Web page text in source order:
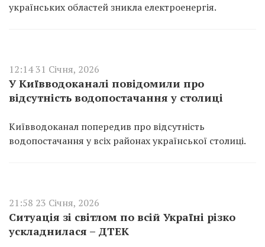
українських областей зникла електроенергія.
12:14 31 Січня, 2026
У Київводоканалі повідомили про
відсутність водопостачання у столиці
Київводоканал попередив про відсутність
водопостачання у всіх районах української столиці.
21:58 23 Січня, 2026
Ситуація зі світлом по всій Україні різко
ускладнилася – ДТЕК